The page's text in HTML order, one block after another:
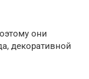
они
декоративной